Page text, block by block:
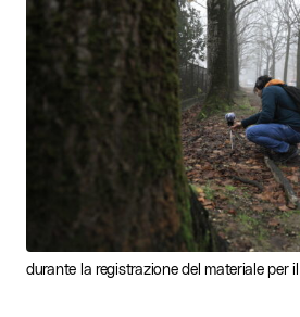
durante la registrazione del materiale per